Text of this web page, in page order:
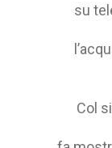
su
Col